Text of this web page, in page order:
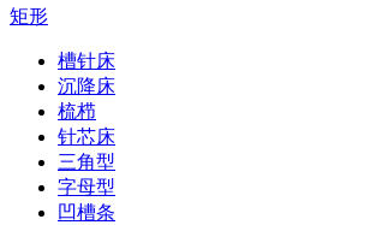
矩形
槽针床
沉降床
梳栉
针芯床
三角型
字母型
凹槽条